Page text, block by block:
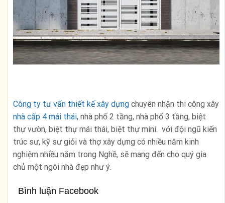
Công ty tư vấn thiết kế xây dựng chuyên nhận thi công xây
nhà cấp 4 mái thái, nhà phố 2 tầng, nhà phố 3 tầng, biệt
thự vườn, biệt thự mái thái, biệt thự mini. với đội ngũ kiến
trúc sư, kỹ sư giỏi và thợ xây dựng có nhiều năm kinh
nghiệm nhiều năm trong Nghề, sẽ mang đến cho quý gia
chủ một ngôi nhà đẹp như ý.
Bình luận Facebook